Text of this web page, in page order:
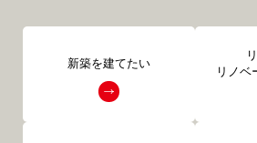
新築を建てたい
リノベ